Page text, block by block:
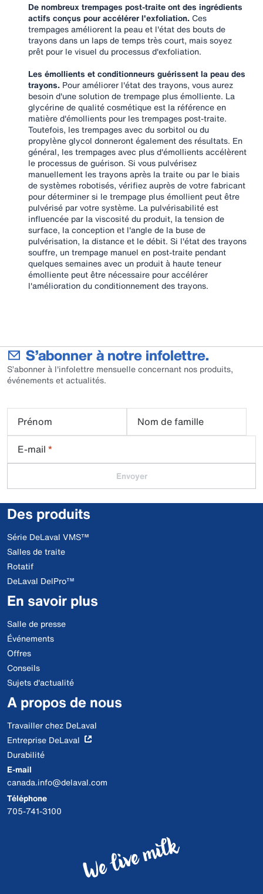
De nombreux trempages post-traite ont des ingrédients
actifs conçus pour accélérer l'exfoliation. Ces
trempages améliorent la peau et l'état des bouts de
trayons dans un laps de temps très court, mais soyez
prêt pour le visuel du processus d'exfoliation.
Les émollients et conditionneurs guérissent la peau des
trayons. Pour améliorer l'état des trayons, vous aurez
besoin d'une solution de trempage plus émolliente. La
glycérine de qualité cosmétique est la référence en
matière d'émollients pour les trempages post-traite.
Toutefois, les trempages avec du sorbitol ou du
propylène glycol donneront également des résultats. En
général, les trempages avec plus d'émollients accélèrent
le processus de guérison. Si vous pulvérisez
manuellement les trayons après la traite ou par le biais
de systèmes robotisés, vérifiez auprès de votre fabricant
pour déterminer si le trempage plus émollient peut être
pulvérisé par votre système. La pulvérisabilité est
influencée par la viscosité du produit, la tension de
surface, la conception et l'angle de la buse de
pulvérisation, la distance et le débit. Si l'état des trayons
souffre, un trempage manuel en post-traite pendant
quelques semaines avec un produit à haute teneur
émolliente peut être nécessaire pour accélérer
l'amélioration du conditionnement des trayons.
S’abonner à notre infolettre.
S’abonner à l'infolettre mensuelle concernant nos produits,
événements et actualités.
Prénom
Nom de famille
E-mail *
Envoyer
Des produits
Série DeLaval VMS™
Salles de traite
Rotatif
DeLaval DelPro™
En savoir plus
Salle de presse
Événements
Offres
Conseils
Sujets d'actualité
A propos de nous
Travailler chez DeLaval
Entreprise DeLaval
Durabilité
E-mail
canada.info@delaval.com
Téléphone
705-741-3100